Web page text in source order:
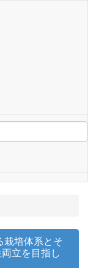
栽培体系とそ
立を目指し